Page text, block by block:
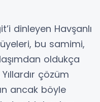
dinleyen Havşanlı
bu samimi,
oldukça
çözüm
ancak böyle